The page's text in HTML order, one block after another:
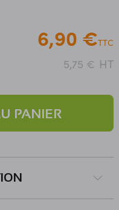
6,90 €TTC
5,75 € HT
PANIER